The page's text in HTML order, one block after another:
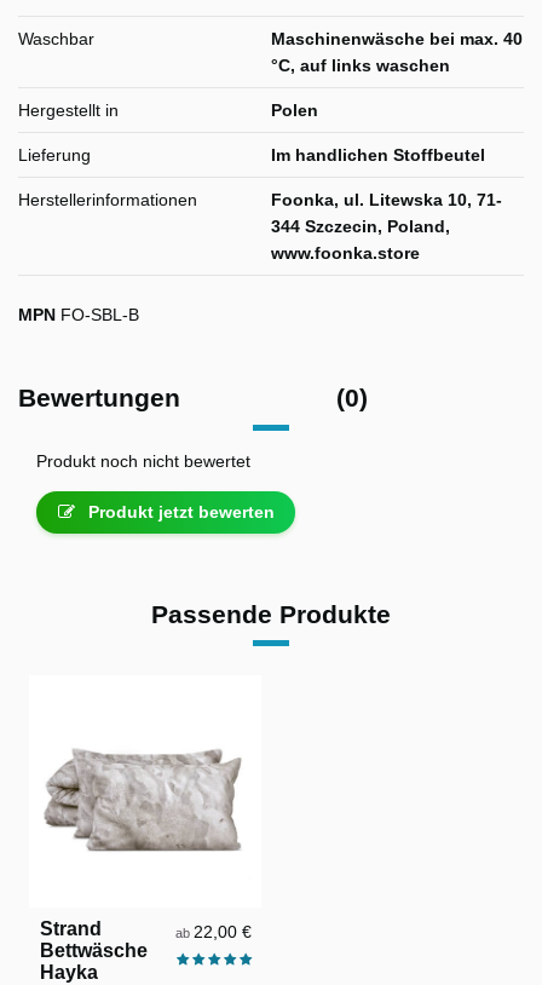
Waschbar
Maschinenwäsche bei max. 40
°C, auf links waschen
Hergestellt in Polen
Lieferung Im handlichen Stoffbeutel
Herstellerinformationen
Foonka, ul. Litewska 10, 71-
344 Szczecin, Poland,
www.foonka.store
MPN FO-SBL-B
Bewertungen (0)
Produkt noch nicht bewertet
Produkt jetzt bewerten
Passende Produkte
Strand
Bettwäsche
Hayka
ab 22,00 €